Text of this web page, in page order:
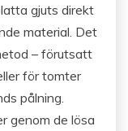
gjuts direkt
material. Det
– förutsatt
för tomter
pålning.
genom de lösa